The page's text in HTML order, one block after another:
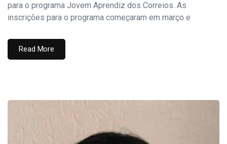
para o programa Jovem Aprendiz dos Correios. As
inscrições para o programa começaram em março e
Read More